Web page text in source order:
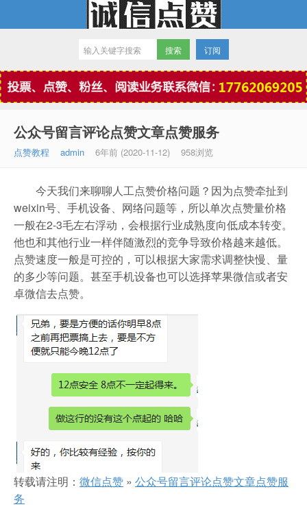
微信点赞
订阅
公众号留言评论点赞文章点赞服务
点赞教程 admin 6年前 (2020-11-12) 958浏览
今天我们来聊聊人工点赞价格问题？因为点赞牵扯到
weixin号、手机设备、网络问题等，所以单次点赞量价格
一般在2-3毛左右浮动，会根据行业成熟度向低成本转变。
他也和其他行业一样伴随激烈的竞争导致价格越来越低。
点赞速度一般是可控的，可以根据大家需求调整快慢、量
的多少等问题。甚至手机设备也可以选择苹果微信或者安
卓微信去点赞。
转载请注明： 微信点赞 » 公众号留言评论点赞文章点赞服
务